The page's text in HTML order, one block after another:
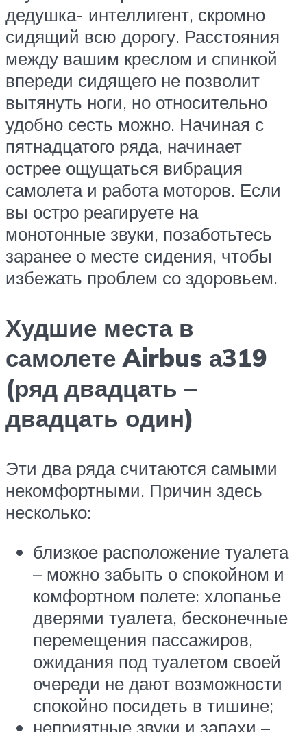
дедушка- интеллигент, скромно
сидящий всю дорогу. Расстояния
между вашим креслом и спинкой
впереди сидящего не позволит
вытянуть ноги, но относительно
удобно сесть можно. Начиная с
пятнадцатого ряда, начинает
острее ощущаться вибрация
самолета и работа моторов. Если
вы остро реагируете на
монотонные звуки, позаботьтесь
заранее о месте сидения, чтобы
избежать проблем со здоровьем.
Худшие места в
самолете Airbus а319
(ряд двадцать –
двадцать один)
Эти два ряда считаются самыми
некомфортными. Причин здесь
несколько:
близкое расположение туалета
– можно забыть о спокойном и
комфортном полете: хлопанье
дверями туалета, бесконечные
перемещения пассажиров,
ожидания под туалетом своей
очереди не дают возможности
спокойно посидеть в тишине;
неприятные звуки и запахи –